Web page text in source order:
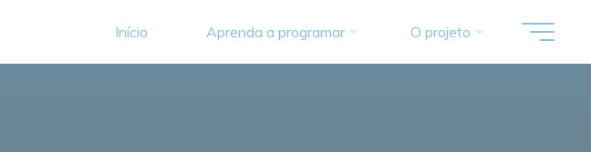
Início Aprenda a programar O projeto